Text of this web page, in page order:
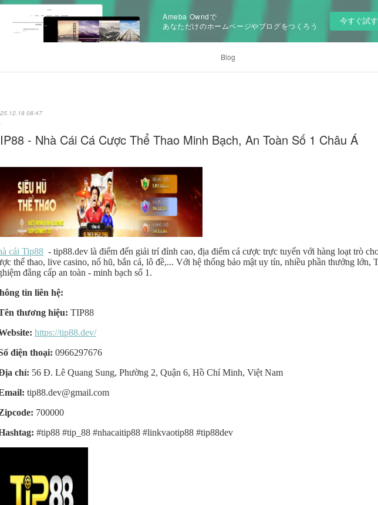
Ameba Owndで
あなただけのホームページやブログをつくろう
今すぐ試す
Blog
08:47
- Nhà Cái Cá Cược Thể Thao Minh Bạch, An Toàn Số 1 Châu Á